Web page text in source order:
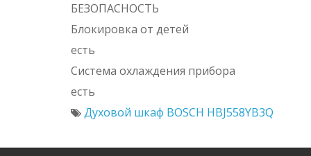
БЕЗОПАСНОСТЬ
Блокировка от детей
есть
Система охлаждения прибора
есть
Духовой шкаф BOSCH HBJ558YB3Q